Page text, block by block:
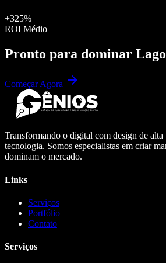
+325%
ROI Médio
Pronto para dominar
Começar Agora
Transformando o digital com design de alta
tecnologia. Somos especialistas em criar
dominam o mercado.
Links
Serviços
Portfólio
Contato
Serviços